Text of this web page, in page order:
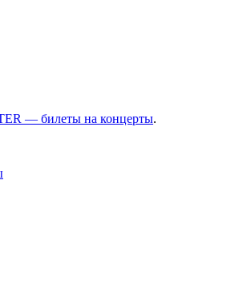
— билеты на концерты.